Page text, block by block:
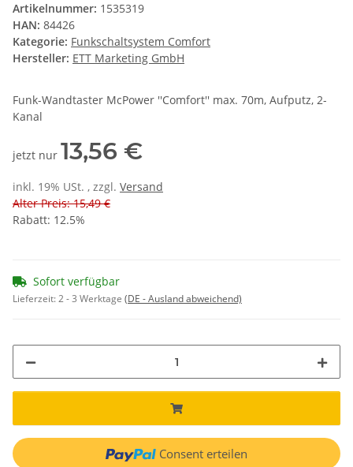
Artikelnummer: 1535319
HAN: 84426
Kategorie: Funkschaltsystem Comfort
Hersteller: ETT Marketing GmbH
Funk-Wandtaster McPower ''Comfort'' max. 70m, Aufputz, 2-
Kanal
jetzt nur 13,56 €
inkl. 19% USt. , zzgl. Versand
Alter Preis: 15,49 €
Rabatt: 12.5%
Sofort verfügbar
Lieferzeit:2 - 3 Werktage (DE - Ausland abweichend)
Consent erteilen